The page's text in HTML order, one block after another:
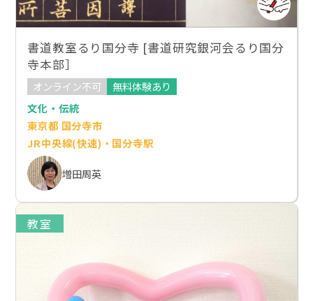
書道教室るり国分寺 [書道研究銀河会るり国分
寺本部］
オンライン不可
無料体験あり
文化・伝統
東京都 国分寺市
JR中央線(快速)・国分寺駅
増田周英
教室